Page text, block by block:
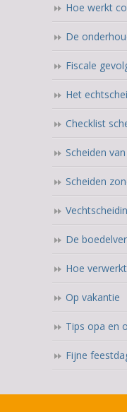
Hoe werkt
De
Fiscale
Het
Checklist
Scheiden
Scheiden
De
Hoe
Op vakantie
Tips opa en
Fijne